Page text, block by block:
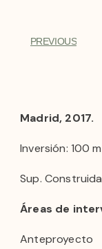
PREVIOUS
Madrid, 2017.
Inversión: 100
Sup.
Áreas de
Anteproyecto